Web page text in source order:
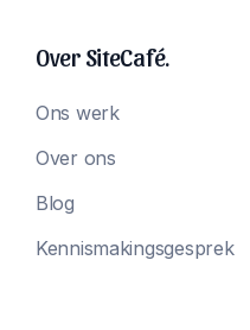
Over SiteCafé.
Ons werk
Over ons
Blog
Kennismakingsgesprek